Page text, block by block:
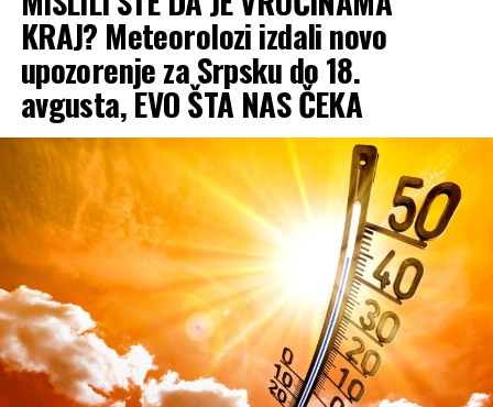
KRAJ? Meteorolozi izdali novo
upozorenje za Srpsku do 18.
avgusta, EVO ŠTA NAS ČEKA